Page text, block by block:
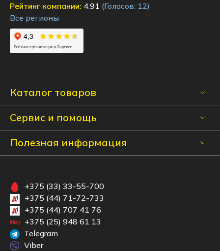
Каталог товаров
Сервис и помощь
Полезная информация
Рейтинг компании: 4.91 (Голосов: 12)
Все регионы
+375 (33) 33-55-700
+375 (44) 71-72-733
+375 (44) 707 41 76
+375 (25) 948 61 13
Telegram
Viber